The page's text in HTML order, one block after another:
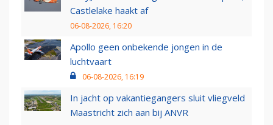
Castlelake haakt af
06-08-2026, 16:20
Apollo geen onbekende jongen in de
luchtvaart
06-08-2026, 16:19
In jacht op vakantiegangers sluit vliegveld
Maastricht zich aan bij ANVR